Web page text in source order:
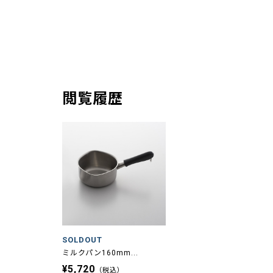
閲覧履歴
SOLDOUT
ミルクパン160mm...
¥5,720 （税込）